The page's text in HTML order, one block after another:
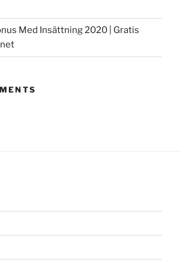
Med Insättning 2020 | Gratis